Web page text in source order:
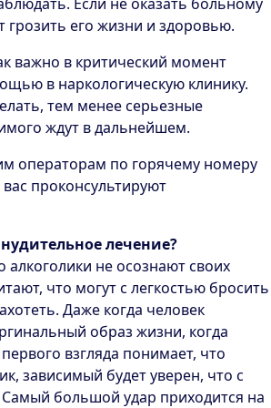
его жизни и здоровью.
важно в критический момент
в наркологическую клинику.
тем менее серьезные
ждут в дальнейшем.
операторам по горячему номеру
вас проконсультируют
лечение?
алкоголики не осознают своих
что могут с легкостью бросить
Даже когда человек
образ жизни, когда
взгляда понимает, что
зависимый будет уверен, что с
большой удар приходится на